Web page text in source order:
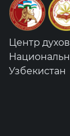
Центр
Узбекистан